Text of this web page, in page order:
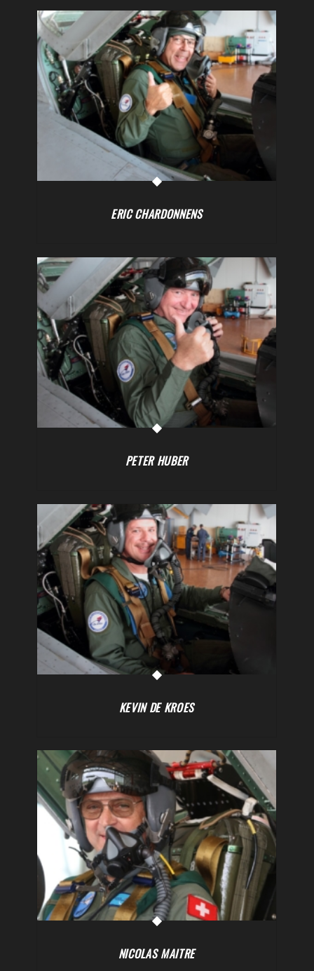
ERIC CHARDONNENS
PETER HUBER
KEVIN DE KROES
NICOLAS MAITRE